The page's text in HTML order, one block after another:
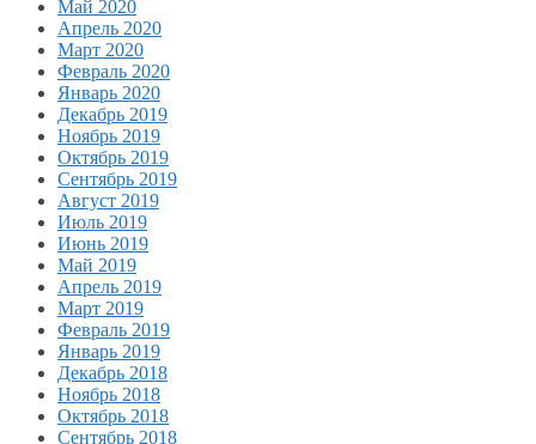
Май 2020
Апрель 2020
Март 2020
Февраль 2020
Январь 2020
Декабрь 2019
Ноябрь 2019
Октябрь 2019
Сентябрь 2019
Август 2019
Июль 2019
Июнь 2019
Май 2019
Апрель 2019
Март 2019
Февраль 2019
Январь 2019
Декабрь 2018
Ноябрь 2018
Октябрь 2018
Сентябрь 2018